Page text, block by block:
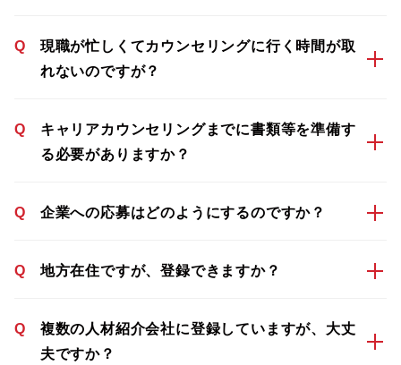
Q
現職が忙しくてカウンセリングに行く時間が取
れないのですが？
Q
キャリアカウンセリングまでに書類等を準備す
る必要がありますか？
Q 企業への応募はどのようにするのですか？
Q 地方在住ですが、登録できますか？
Q
複数の人材紹介会社に登録していますが、大丈
夫ですか？